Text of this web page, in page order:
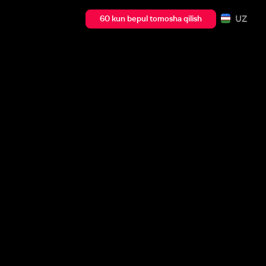
60 kun bepul tomosha qilish UZ